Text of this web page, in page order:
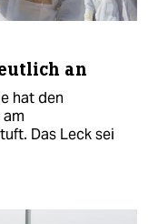
an
hat den
Das Leck sei